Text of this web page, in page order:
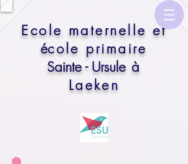
​Ecole maternelle et
école primaire
Sainte - Ursuleà
Laeken